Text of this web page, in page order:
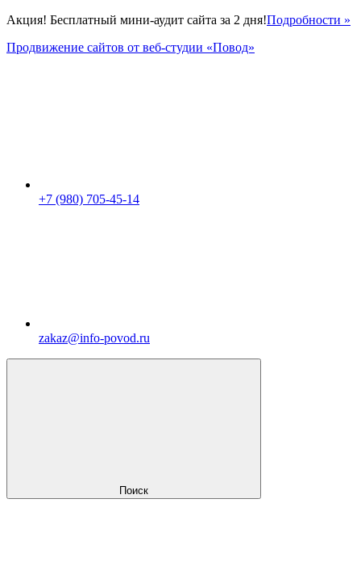
Акция! Бесплатный мини-аудит сайта за 2 дня!Подробности »
Продвижение сайтов от веб-студии «Повод»
+7 (980) 705-45-14
zakaz@info-povod.ru
Поиск